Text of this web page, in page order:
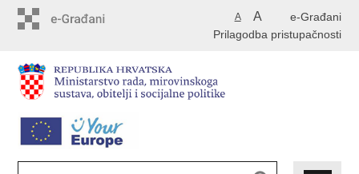
e-Građani
A A
Prilagodba pristupačnosti